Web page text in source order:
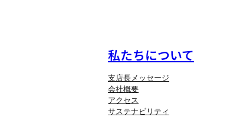
私たちについて
支店長メッセージ
会社概要
アクセス
サステナビリティ